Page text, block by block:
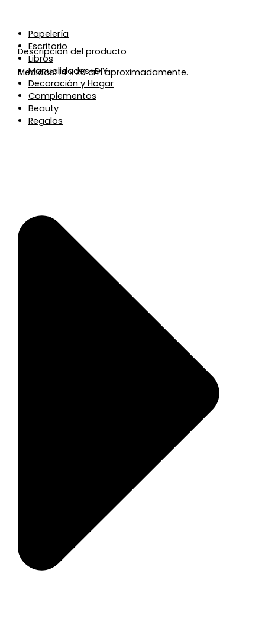
Papelería
Escritorio
Libros
Manualidades+DIY
Decoración y Hogar
Complementos
Beauty
Regalos
Descripción del producto
Medidas: 14 x 20 cm aproximadamente.